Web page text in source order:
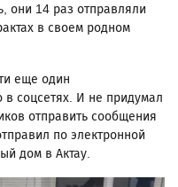
они 14 раз отправляли
в своем родном
еще один
в соцсетях. И не придумал
отправить сообщения
по электронной
дом в Актау.